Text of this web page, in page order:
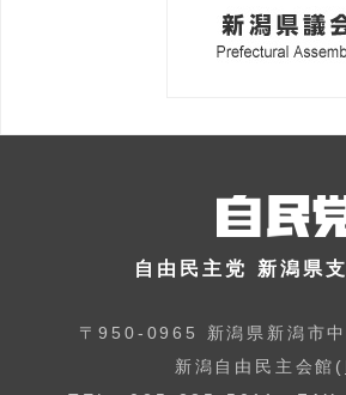
自由民主党 新潟県
〒950-0965 新潟県新潟市
新潟自由民主会館(